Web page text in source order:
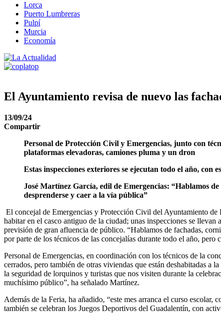
Lorca
Puerto Lumbreras
Pulpí
Murcia
Economía
El Ayuntamiento revisa de nuevo las
13/09/24
Compartir
Personal de Protección Civil y Emergencias, junto con
plataformas elevadoras, camiones pluma y un dron
Estas inspecciones exteriores se ejecutan todo el año, con
José Martínez García, edil de Emergencias: “Hablamos
desprenderse y caer a la vía pública”
El concejal de Emergencias y Protección Civil del Ayuntamiento
habitar en el casco antiguo de la ciudad; unas inspecciones se
previsión de gran afluencia de público. “Hablamos de fachadas,
por parte de los técnicos de las concejalías durante todo el año, pero
Personal de Emergencias, en coordinación con los técnicos de la
cerrados, pero también de otras viviendas que están deshabitadas a
la seguridad de lorquinos y turistas que nos visiten durante la
muchísimo público”, ha señalado Martínez.
Además de la Feria, ha añadido, “este mes arranca el curso
también se celebran los Juegos Deportivos del Guadalentín, con